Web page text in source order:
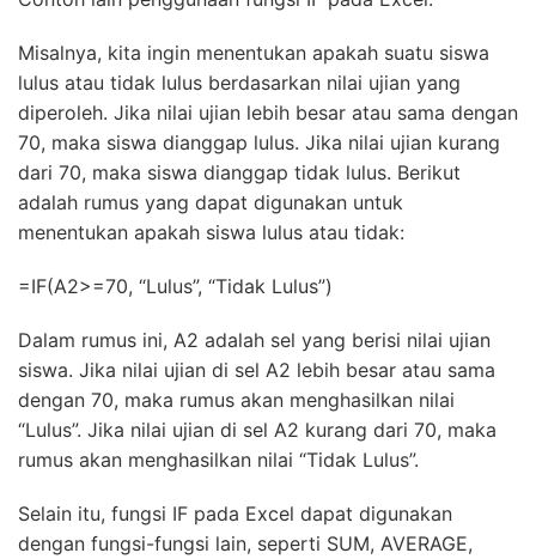
Misalnya, kita ingin menentukan apakah suatu siswa
lulus atau tidak lulus berdasarkan nilai ujian yang
diperoleh. Jika nilai ujian lebih besar atau sama dengan
70, maka siswa dianggap lulus. Jika nilai ujian kurang
dari 70, maka siswa dianggap tidak lulus. Berikut
adalah rumus yang dapat digunakan untuk
menentukan apakah siswa lulus atau tidak:
=IF(A2>=70, “Lulus”, “Tidak Lulus”)
Dalam rumus ini, A2 adalah sel yang berisi nilai ujian
siswa. Jika nilai ujian di sel A2 lebih besar atau sama
dengan 70, maka rumus akan menghasilkan nilai
“Lulus”. Jika nilai ujian di sel A2 kurang dari 70, maka
rumus akan menghasilkan nilai “Tidak Lulus”.
Selain itu, fungsi IF pada Excel dapat digunakan
dengan fungsi-fungsi lain, seperti SUM, AVERAGE,